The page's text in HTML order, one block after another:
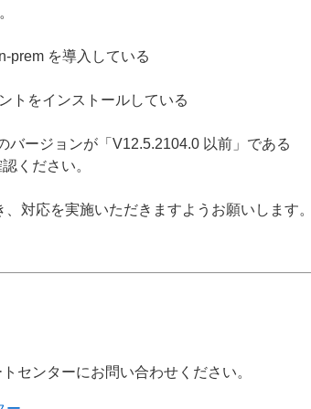
prem を導入している
トをインストールしている
ージョンが「V12.5.2104.0 以前」である
ください。
、対応を実施いただきますようお願いします
センターにお問い合わせください。